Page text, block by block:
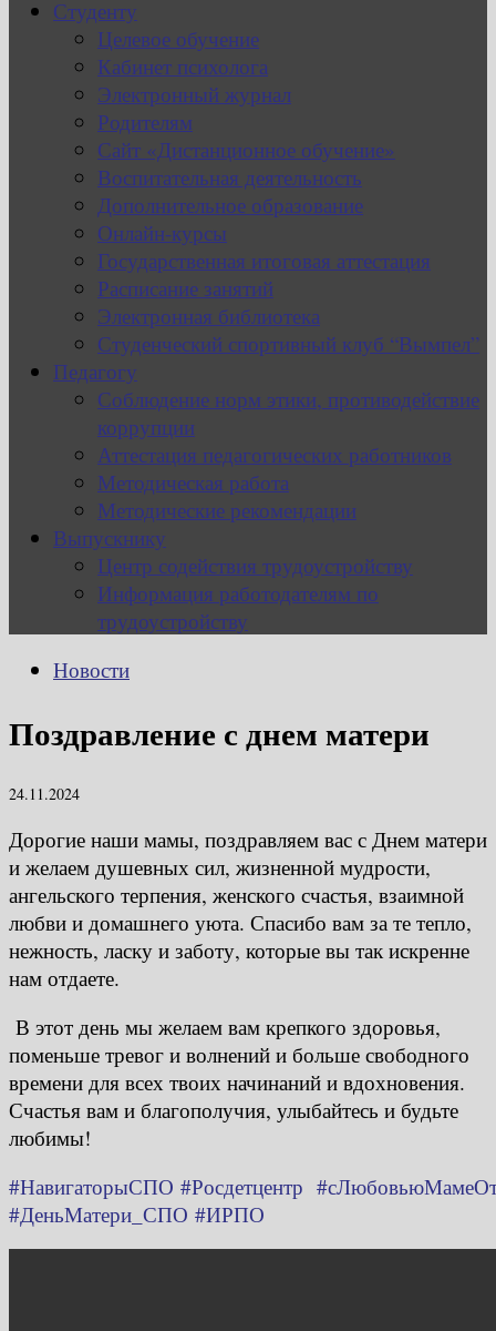
Студенту
Целевое обучение
Кабинет психолога
Электронный журнал
Родителям
Сайт «Дистанционное обучение»
Воспитательная деятельность
Дополнительное образование
Онлайн-курсы
Государственная итоговая аттестация
Расписание занятий
Электронная библиотека
Студенческий спортивный клуб “Вымпел”
Педагогу
Соблюдение норм этики, противодействие
коррупции
Аттестация педагогических работников
Методическая работа
Методические рекомендации
Выпускнику
Центр содействия трудоустройству
Информация работодателям по
трудоустройству
Новости
Поздравление с днем матери
24.11.2024
Дорогие наши мамы, поздравляем вас с Днем матери
и желаем душевных сил, жизненной мудрости,
ангельского терпения, женского счастья, взаимной
любви и домашнего уюта. Спасибо вам за те тепло,
нежность, ласку и заботу, которые вы так искренне
нам отдаете.
В этот день мы желаем вам крепкого здоровья,
поменьше тревог и волнений и больше свободного
времени для всех твоих начинаний и вдохновения.
Счастья вам и благополучия, улыбайтесь и будьте
любимы!
#НавигаторыСПО #Росдетцентр
#ДеньМатери_СПО #ИРПО